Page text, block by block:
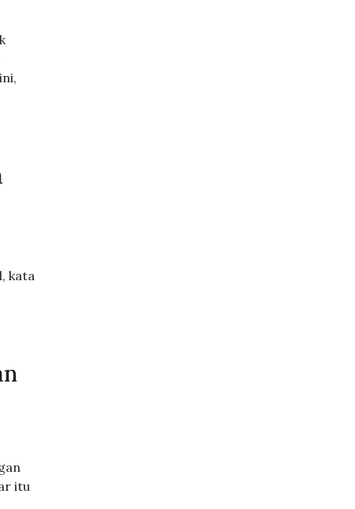
kata
itu